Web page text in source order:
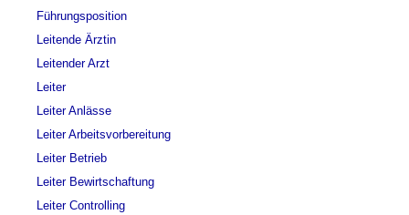
Führungsposition
Leitende Ärztin
Leitender Arzt
Leiter
Leiter Anlässe
Leiter Arbeitsvorbereitung
Leiter Betrieb
Leiter Bewirtschaftung
Leiter Controlling